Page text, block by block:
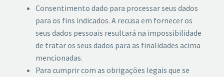
Consentimento dado para processar seus dados
para os fins indicados. A recusa em fornecer os
seus dados pessoais resultará na impossibilidade
de tratar os seus dados para as finalidades acima
mencionadas.
Para cumprir com as obrigações legais que se